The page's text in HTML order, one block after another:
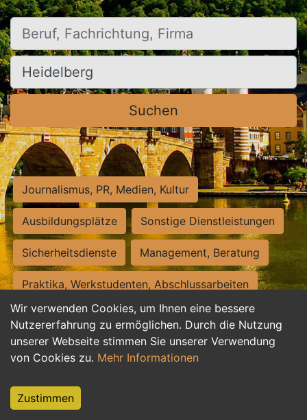
Wir verwenden Cookies, um Ihnen eine bessere
Nutzererfahrung zu ermöglichen. Durch die Nutzung
unserer Webseite stimmen Sie unserer Verwendung
von Cookies zu. Mehr Informationen
Zustimmen
Beruf, Fachrichtung, Firma
Ort, Stadt
Suchen
Journalismus, PR, Medien, Kultur
Ausbildungsplätze Sonstige Dienstleistungen
Sicherheitsdienste Management, Beratung
Praktika, Werkstudenten, Abschlussarbeiten
Personalwesen Assistenz, Sekretariat
Hilfskräfte, Aushilfs- und Nebenjobs
Weiterbildung, Studium, duale Ausbildung